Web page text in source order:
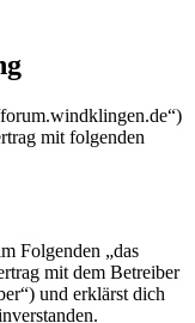
mit folgenden
Folgenden „das
mit dem Betreiber
und erklärst dich